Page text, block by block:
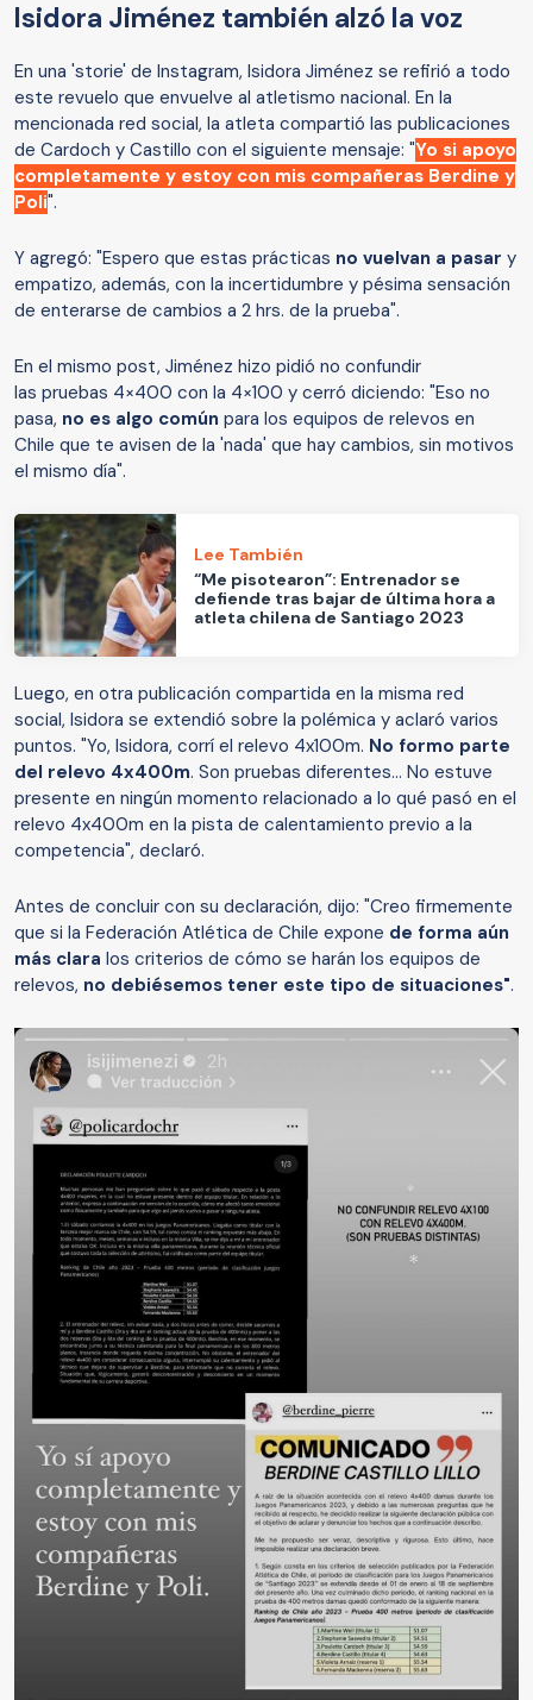
Isidora Jiménez también alzó la voz
En una 'storie' de Instagram, Isidora Jiménez se refirió a todo
este revuelo que envuelve al atletismo nacional. En la
mencionada red social, la atleta compartió las publicaciones
de Cardoch y Castillo con el siguiente mensaje: "Yo si apoyo
completamente y estoy con mis compañeras Berdine y
Poli".
Y agregó: "Espero que estas prácticas no vuelvan a pasar y
empatizo, además, con la incertidumbre y pésima sensación
de enterarse de cambios a 2 hrs. de la prueba".
En el mismo post, Jiménez hizo pidió no confundir
las pruebas 4×400 con la 4×100 y cerró diciendo: "Eso no
pasa, no es algo común para los equipos de relevos en
Chile que te avisen de la 'nada' que hay cambios, sin motivos
el mismo día".
Lee También
“Me pisotearon”: Entrenador se
defiende tras bajar de última hora a
atleta chilena de Santiago 2023
Luego, en otra publicación compartida en la misma red
social, Isidora se extendió sobre la polémica y aclaró varios
puntos. "Yo, Isidora, corrí el relevo 4x100m. No formo parte
del relevo 4x400m. Son pruebas diferentes… No estuve
presente en ningún momento relacionado a lo qué pasó en el
relevo 4x400m en la pista de calentamiento previo a la
competencia", declaró.
Antes de concluir con su declaración, dijo: "Creo firmemente
que si la Federación Atlética de Chile expone de forma aún
más clara los criterios de cómo se harán los equipos de
relevos, no debiésemos tener este tipo de situaciones".